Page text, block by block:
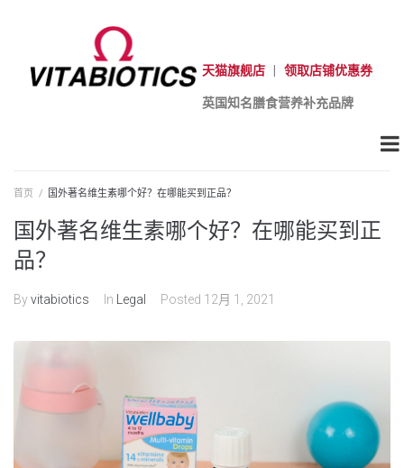
天猫旗舰店 领取店铺优惠券
英国知名膳食营养补充品牌
首页 / 国外著名维生素哪个好？在哪能买到正品？
国外著名维生素哪个好？在哪能买到正
品？
Byvitabiotics In Legal Posted 12月 1, 2021